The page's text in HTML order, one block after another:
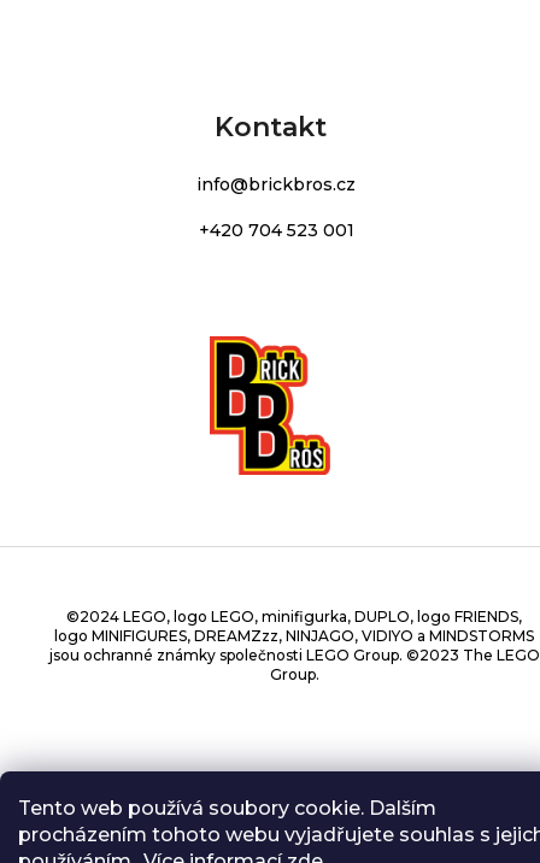
Tento web používá soubory cookie. Dalším
procházením tohoto webu vyjadřujete souhlas s
Kontakt
info@brickbros.cz
+420 704 523 001
©2024 LEGO, logo LEGO, minifigurka, DUPLO, logo FRIENDS,
logo MINIFIGURES, DREAMZzz, NINJAGO, VIDIYO a MINDSTORMS
jsou ochranné známky společnosti LEGO Group. ©2023 The LEGO
Group.
Copyright 2026 BrickBros . Všechna práva vyhrazena.